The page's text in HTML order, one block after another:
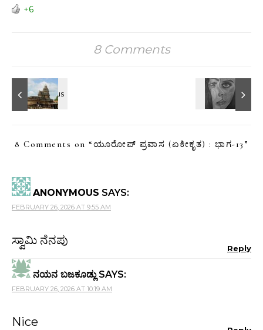
+6
8 Comments
8 Comments on “ಯೂರೋಪ್‌ ಪ್ರವಾಸ (ಏಕೀಕೃತ) : ಭಾಗ-13 ”
ANONYMOUS SAYS:
FEBRUARY 26, 2026 AT 9:55 AM
ಸ್ವಾಮಿ ನೆನಪು
Reply
ನಯನ ಬಜಕೂಡ್ಲು SAYS:
FEBRUARY 26, 2026 AT 10:19 AM
Nice